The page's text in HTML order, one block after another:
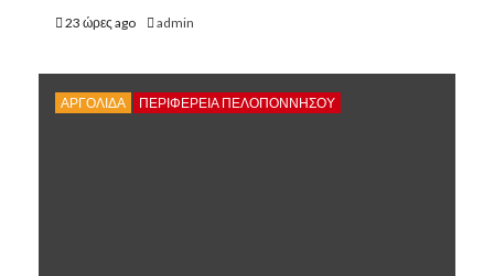
23 ώρες ago admin
ΑΡΓΟΛΙΔΑ ΠΕΡΙΦΈΡΕΙΑ ΠΕΛΟΠΟΝΝΉΣΟΥ